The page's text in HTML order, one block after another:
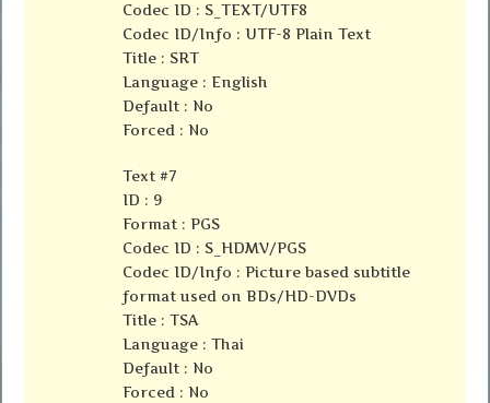
Codec ID : S_TEXT/UTF8
Codec ID/Info : UTF-8 Plain Text
Title : SRT
Language : English
Default : No
Forced : No
Text #7
ID : 9
Format : PGS
Codec ID : S_HDMV/PGS
Codec ID/Info : Picture based subtitle
format used on BDs/HD-DVDs
Title : TSA
Language : Thai
Default : No
Forced : No